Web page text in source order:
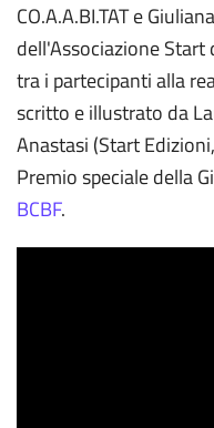
CO.A.A.BI.TAT e
dell'Associazione
tra i partecipanti alla
scritto e illustrato da
Anastasi (Start
Premio speciale della
BCBF.